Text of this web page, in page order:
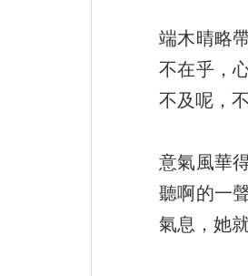
端木晴略
不在乎，
不及呢，
意氣風華
聽啊的一
氣息，她